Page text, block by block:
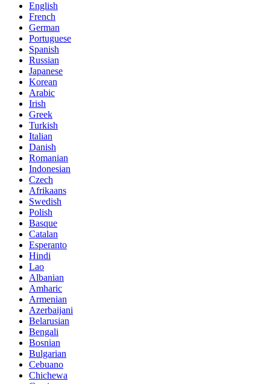
English
French
German
Portuguese
Spanish
Russian
Japanese
Korean
Arabic
Irish
Greek
Turkish
Italian
Danish
Romanian
Indonesian
Czech
Afrikaans
Swedish
Polish
Basque
Catalan
Esperanto
Hindi
Lao
Albanian
Amharic
Armenian
Azerbaijani
Belarusian
Bengali
Bosnian
Bulgarian
Cebuano
Chichewa